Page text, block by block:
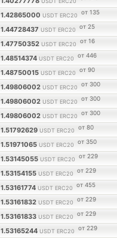
1.42865000 USDT ERC20 от 135
1.44728437 USDT ERC20 от 25
1.47750352 USDT ERC20 от 16
1.48514374 USDT ERC20 от 446
1.48750015 USDT ERC20 от 90
1.49806002 USDT ERC20 от 300
1.49806002 USDT ERC20 от 300
1.49806002 USDT ERC20 от 300
1.51792629 USDT ERC20 от 80
1.51971065 USDT ERC20 от 350
1.53145055 USDT ERC20 от 229
1.53154155 USDT ERC20 от 229
1.53161774 USDT ERC20 от 455
1.53161832 USDT ERC20 от 229
1.53161833 USDT ERC20 от 229
1.53165244 USDT ERC20 от 229